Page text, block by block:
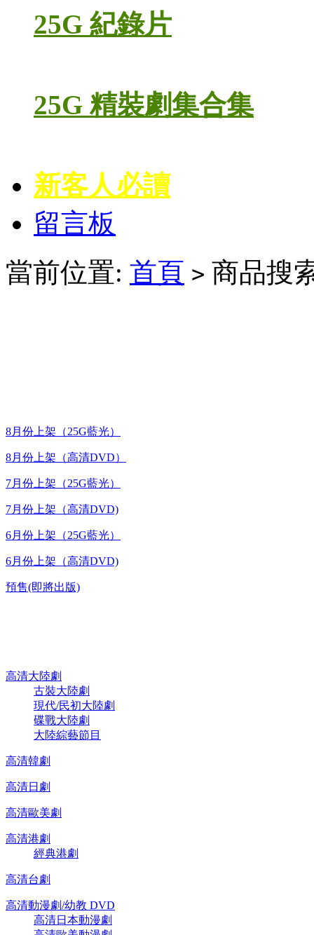
25G 紀錄片
25G 精裝劇集合集
新客人必讀
留言板
當前位置: 首頁 > 商品搜
8月份上架（25G藍光）
8月份上架（高清DVD）
7月份上架（25G藍光）
7月份上架（高清DVD)
6月份上架（25G藍光）
6月份上架（高清DVD)
預售(即將出版)
高清大陸劇
古裝大陸劇
現代/民初大陸劇
碟戰大陸劇
大陸綜藝節目
高清韓劇
高清日劇
高清歐美劇
高清港劇
經典港劇
高清台劇
高清動漫劇/幼教 DVD
高清日本動漫劇